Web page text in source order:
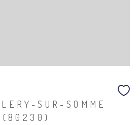
SUR-SOMME
(80230)